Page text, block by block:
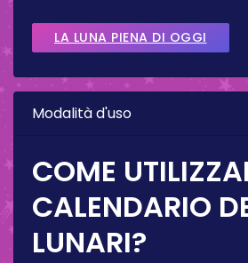
LA LUNA PIENA DI OGGI
Modalità d'uso
COME
CALENDARIO
LUNARI?